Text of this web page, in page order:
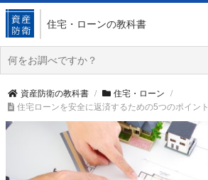
住宅・ローンの教科書
資産防衛の教科書
住宅・ローン
住宅ローンを安全に返済するための5つのポイント